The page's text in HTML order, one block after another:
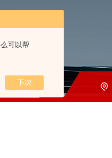
可以帮